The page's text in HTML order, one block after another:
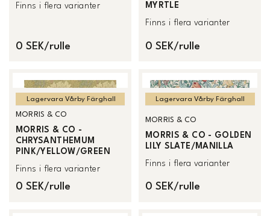
Finns i flera varianter
0 SEK/rulle
MYRTLE
Finns i flera varianter
0 SEK/rulle
Lagervara Vårby Färghall
MORRIS & CO
MORRIS & CO -
CHRYSANTHEMUM
PINK/YELLOW/GREEN
Finns i flera varianter
0 SEK/rulle
Lagervara Vårby Färghall
MORRIS & CO
MORRIS & CO - GOLDEN
LILY SLATE/MANILLA
Finns i flera varianter
0 SEK/rulle